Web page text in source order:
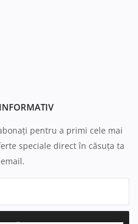
pentru a primi cele mai
speciale direct în căsuța ta